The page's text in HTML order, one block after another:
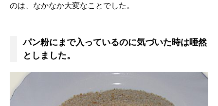
のは、なかなか大変なことでした。
パン粉にまで入っているのに気づいた時は唖然
としました。